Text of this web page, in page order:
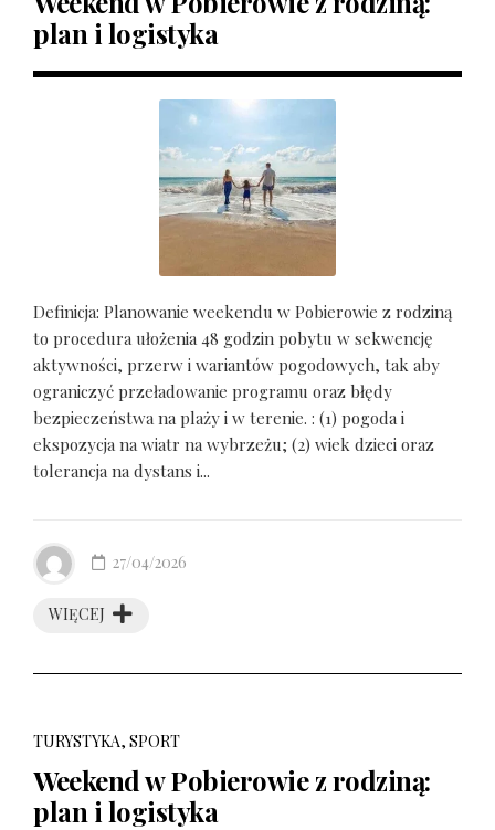
plan i logistyka
Definicja: Planowanie weekendu w Pobierowie z rodziną
to procedura ułożenia 48 godzin pobytu w sekwencję
aktywności, przerw i wariantów pogodowych, tak aby
ograniczyć przeładowanie programu oraz błędy
bezpieczeństwa na plaży i w terenie. : (1) pogoda i
ekspozycja na wiatr na wybrzeżu; (2) wiek dzieci oraz
tolerancja na dystans i...
WIĘCEJ
27/04/2026
TURYSTYKA, SPORT
Weekend w Pobierowie z rodziną:
plan i logistyka